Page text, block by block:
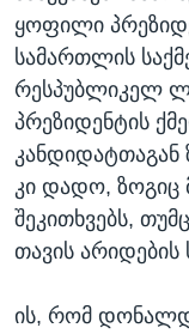
ყოფილი
სამართლის
რესპუბლიკელ
პრეზიდენტის
კანდიდატთაგან
კი დადო, ზოგიც
შეკითხვებს,
თავის არიდების
ის, რომ დონალდ